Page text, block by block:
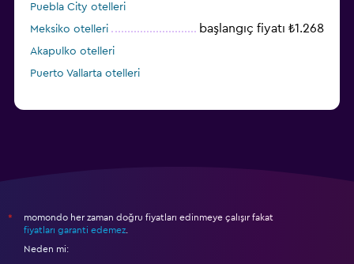
Puebla City otelleri
Meksiko otelleri
başlangıç fiyatı ₺1.268
Akapulko otelleri
Puerto Vallarta otelleri
*
momondo her zaman doğru fiyatları edinmeye çalışır fakat
fiyatları garanti edemez
Neden mi: